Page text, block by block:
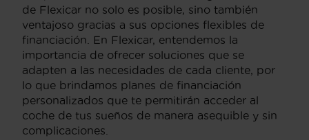
de Flexicar no solo es posible, sino también
ventajoso gracias a sus opciones flexibles de
financiación. En Flexicar, entendemos la
importancia de ofrecer soluciones que se
adapten a las necesidades de cada cliente, por
lo que brindamos planes de financiación
personalizados que te permitirán acceder al
coche de tus sueños de manera asequible y sin
complicaciones.